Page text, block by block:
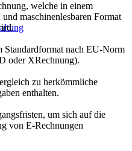
welche in einem
maschinenlesbaren Format
Standardformat nach EU-Norm
oder XRechnung).
zu herkömmliche
enthalten.
um sich auf die
von E-Rechnungen